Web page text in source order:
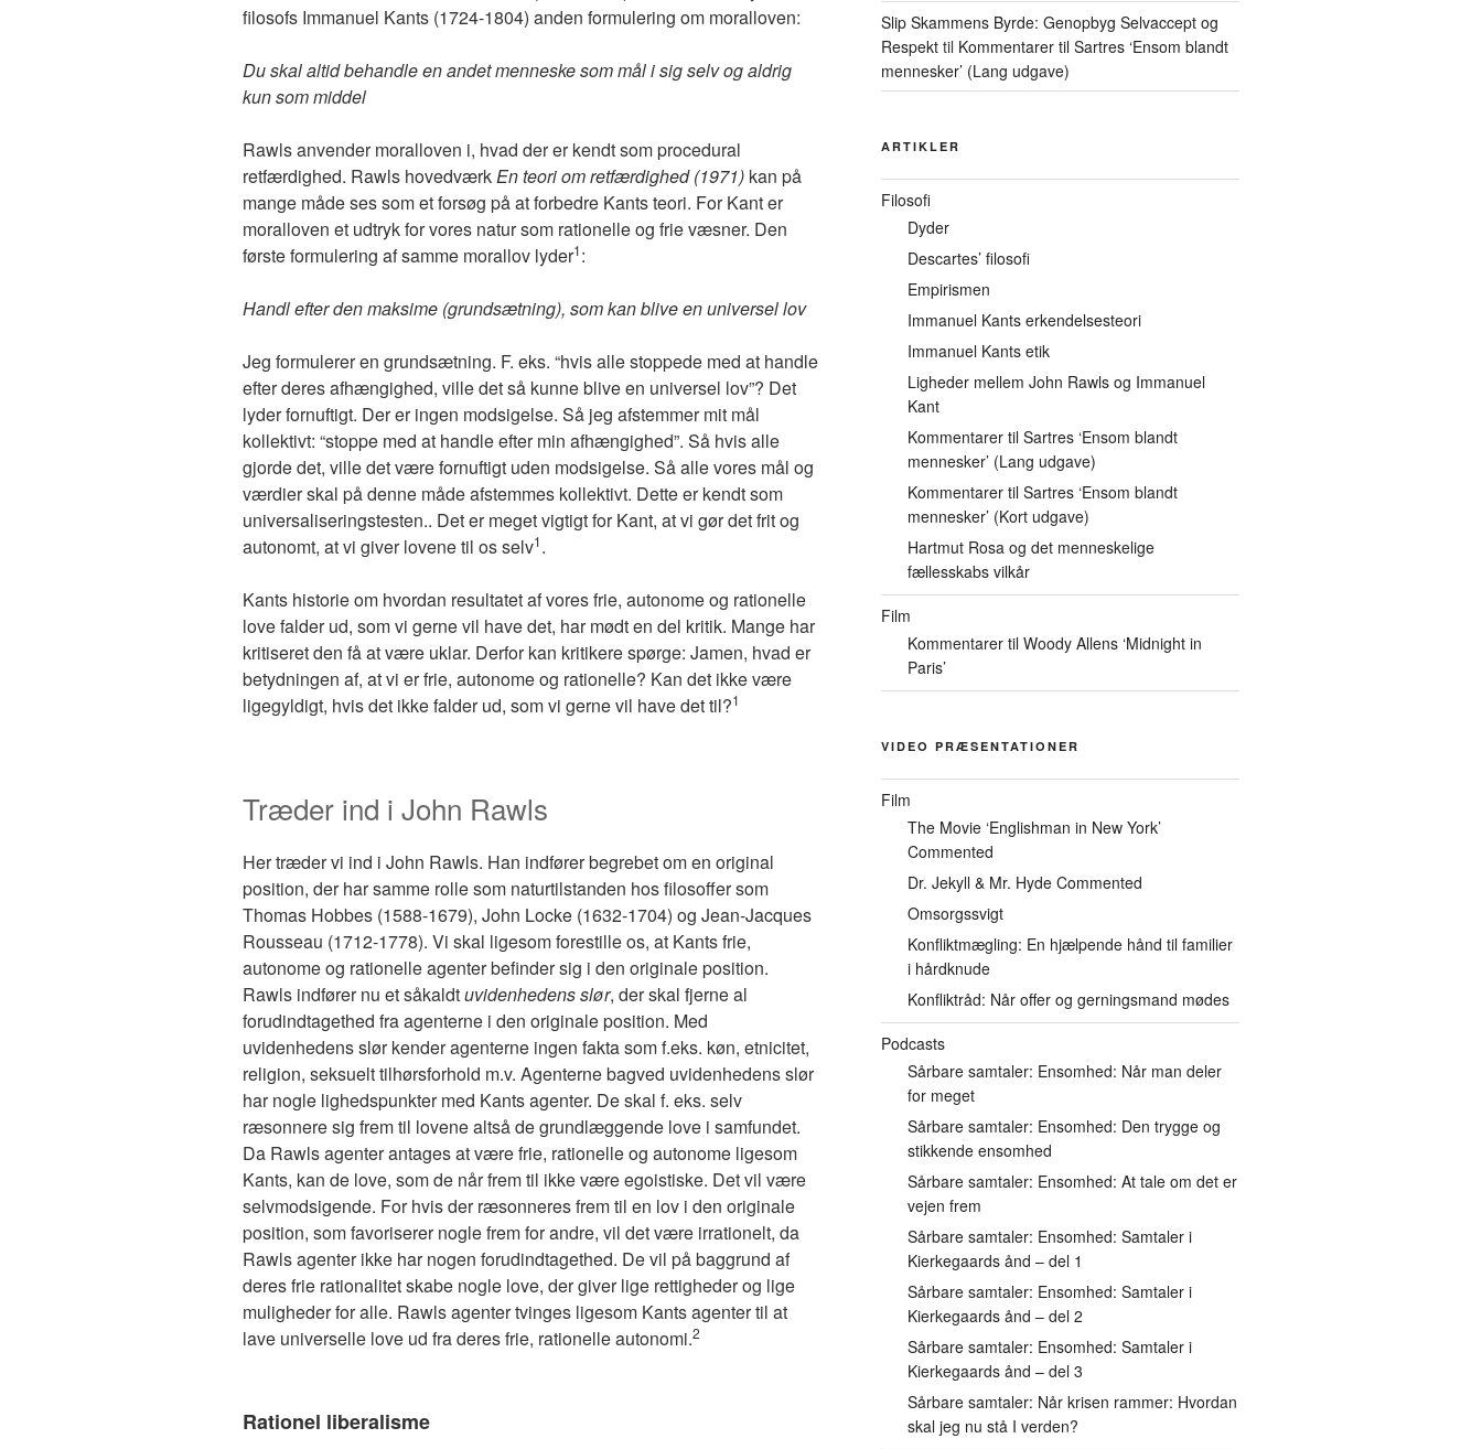
filosofs Immanuel Kants (1724-1804) anden formulering om moralloven:
Du skal altid behandle en andet menneske som mål i sig selv og aldrig
kun som middel
Rawls anvender moralloven i, hvad der er kendt som procedural
retfærdighed. Rawls hovedværkEn teori om retfærdighed (1971) kan på
mange måde ses som et forsøg på at forbedre Kants teori. For Kant er
moralloven et udtryk for vores natur som rationelle og frie væsner. Den
første formulering af samme morallov lyder1:
Handl efter den maksime (grundsætning), som kan blive en universel lov
Jeg formulerer en grundsætning. F. eks. “hvis alle stoppede med at handle
efter deres afhængighed, ville det så kunne blive en universel lov”? Det
lyder fornuftigt. Der er ingen modsigelse. Så jeg afstemmer mit mål
kollektivt: “stoppe med at handle efter min afhængighed”. Så hvis alle
gjorde det, ville det være fornuftigt uden modsigelse. Så alle vores mål og
værdier skal på denne måde afstemmes kollektivt. Dette er kendt som
universaliseringstesten.. Det er meget vigtigt for Kant, at vi gør det frit og
autonomt, at vi giver lovene til os selv1.
Kants historie om hvordan resultatet af vores frie, autonome og rationelle
love falder ud, som vi gerne vil have det, har mødt en del kritik. Mange har
kritiseret den få at være uklar. Derfor kan kritikere spørge: Jamen, hvad er
betydningen af, at vi er frie, autonome og rationelle? Kan det ikke være
ligegyldigt, hvis det ikke falder ud, som vi gerne vil have det til?1
Træder ind i John Rawls
Her træder vi ind i John Rawls. Han indfører begrebet om en original
position, der har samme rolle som naturtilstanden hos filosoffer som
Thomas Hobbes (1588-1679), John Locke (1632-1704) og Jean-Jacques
Rousseau (1712-1778). Vi skal ligesom forestille os, at Kants frie,
autonome og rationelle agenter befinder sig i den originale position.
Rawls indfører nu et såkaldtuvidenhedens slør, der skal fjerne al
forudindtagethed fra agenterne i den originale position. Med
uvidenhedens slør kender agenterne ingen fakta som f.eks. køn, etnicitet,
religion, seksuelt tilhørsforhold m.v. Agenterne bagved uvidenhedens slør
har nogle lighedspunkter med Kants agenter. De skal f. eks. selv
ræsonnere sig frem til lovene altså de grundlæggende love i samfundet.
Da Rawls agenter antages at være frie, rationelle og autonome ligesom
Kants, kan de love, som de når frem til ikke være egoistiske. Det vil være
selvmodsigende. For hvis der ræsonneres frem til en lov i den originale
position, som favoriserer nogle frem for andre, vil det være irrationelt, da
Rawls agenter ikke har nogen forudindtagethed. De vil på baggrund af
deres frie rationalitet skabe nogle love, der giver lige rettigheder og lige
muligheder for alle. Rawls agenter tvinges ligesom Kants agenter til at
lave universelle love ud fra deres frie, rationelle autonomi.2
Rationel liberalisme
Slip Skammens Byrde: Genopbyg Selvaccept og
Respekttil Kommentarer til Sartres ‘Ensom blandt
mennesker’ (Lang udgave)
ARTIKLER
Filosofi
Dyder
Descartes’ filosofi
Empirismen
Immanuel Kants erkendelsesteori
Immanuel Kants etik
Ligheder mellem John Rawls og Immanuel
Kant
Kommentarer til Sartres ‘Ensom blandt
mennesker’ (Lang udgave)
Kommentarer til Sartres ‘Ensom blandt
mennesker’ (Kort udgave)
Hartmut Rosa og det menneskelige
fællesskabs vilkår
Film
Kommentarer til Woody Allens ‘Midnight in
Paris’
VIDEO PRÆSENTATIONER
Film
The Movie ‘Englishman in New York’
Commented
Dr. Jekyll & Mr. Hyde Commented
Omsorgssvigt
Konfliktmægling: En hjælpende hånd til familier
i hårdknude
Konfliktråd: Når offer og gerningsmand mødes
Podcasts
Sårbare samtaler: Ensomhed: Når man deler
for meget
Sårbare samtaler: Ensomhed: Den trygge og
stikkende ensomhed
Sårbare samtaler: Ensomhed: At tale om det er
vejen frem
Sårbare samtaler: Ensomhed: Samtaler i
Kierkegaards ånd – del 1
Sårbare samtaler: Ensomhed: Samtaler i
Kierkegaards ånd – del 2
Sårbare samtaler: Ensomhed: Samtaler i
Kierkegaards ånd – del 3
Sårbare samtaler: Når krisen rammer: Hvordan
skal jeg nu stå I verden?